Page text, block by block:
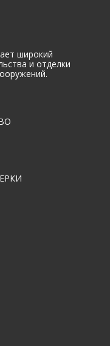
широкий
и отделки